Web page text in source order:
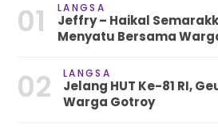
01 LANGSA
Jeffry – Haikal
Menyatu Bersama
02 LANGSA
Jelang HUT Ke-81 RI,
Warga Gotroy